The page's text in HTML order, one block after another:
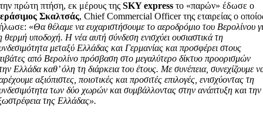
πρώτη πτήση, εκ μέρους τηςSKY express το «παρών» έδωσε ο
Σκαλτσάς, Chief Commercial Officer της εταιρείας ο
«Θα θέλαμε να ευχαριστήσουμε το αεροδρόμιο του Βερολίνου
θερμή υποδοχή. Η νέα αυτή σύνδεση ενισχύει ουσιαστικά τη
μεταξύ Ελλάδας και Γερμανίας και προσφέρει στους
από Βερολίνο πρόσβαση στο μεγαλύτερο δίκτυο προορισμών
Ελλάδα καθ’ όλη τη διάρκεια του έτους. Με συνέπεια, συνεχίζουμε
αξιόπιστες, ποιοτικές και προσιτές επιλογές, ενισχύοντας τη
των δύο χωρών και συμβάλλοντας στην ανάπτυξη και την
της Ελλάδας».